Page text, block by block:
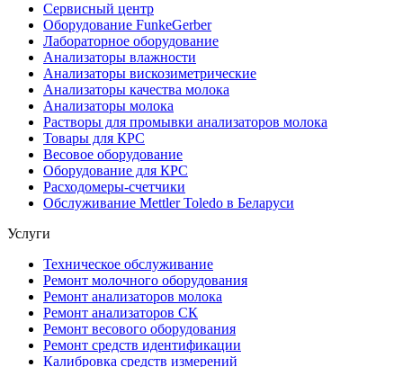
Сервисный центр
Оборудование FunkeGerber
Лабораторное оборудование
Анализаторы влажности
Анализаторы вискозиметрические
Анализаторы качества молока
Анализаторы молока
Растворы для промывки анализаторов молока
Товары для КРС
Весовое оборудование
Оборудование для КРС
Расходомеры-счетчики
Обслуживание Mettler Toledo в Беларуси
Услуги
Техническое обслуживание
Ремонт молочного оборудования
Ремонт анализаторов молока
Ремонт анализаторов СК
Ремонт весового оборудования
Ремонт средств идентификации
Калибровка средств измерений